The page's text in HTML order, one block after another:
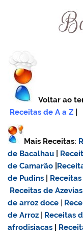
Voltar ao
Receitas de A a Z
Mais Receitas:
de Bacalhau
de Camarão
de Pudins
Receitas de Azevias
dearroz doce |
de Arroz | Receitas
afrodisiacas